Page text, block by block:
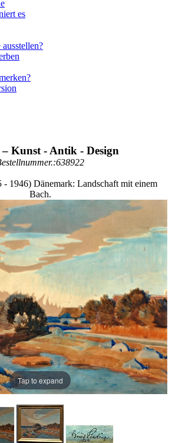
es
– Kunst - Antik - Design
1946) Dänemark: Landschaft mit einem
Bach.
Tap to expand